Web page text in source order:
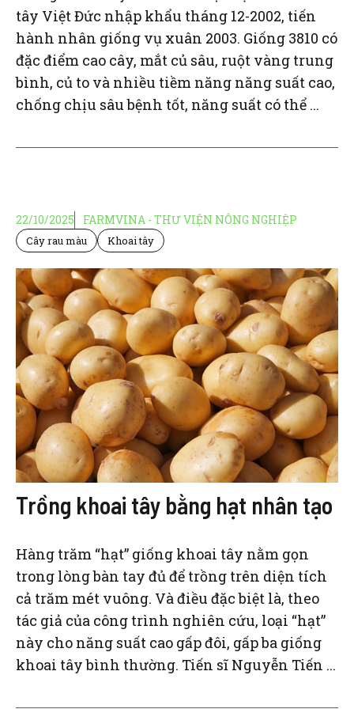
tây Việt Đức nhập khẩu tháng 12-2002, tiến
hành nhân giống vụ xuân 2003. Giống 3810 có
đặc điểm cao cây, mắt củ sâu, ruột vàng trung
bình, củ to và nhiều tiềm năng năng suất cao,
chống chịu sâu bệnh tốt, năng suất có thể ...
22/10/2025 FARMVINA - THƯ VIỆN NÔNG NGHIỆP
Cây rau màu Khoai tây
Trồng khoai tây bằng hạt nhân tạo
Hàng trăm “hạt” giống khoai tây nằm gọn
trong lòng bàn tay đủ để trồng trên diện tích
cả trăm mét vuông. Và điều đặc biệt là, theo
tác giả của công trình nghiên cứu, loại “hạt”
này cho năng suất cao gấp đôi, gấp ba giống
khoai tây bình thường. Tiến sĩ Nguyễn Tiến ...